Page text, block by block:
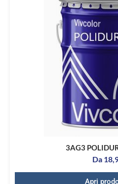
3AG3
Da
Apri